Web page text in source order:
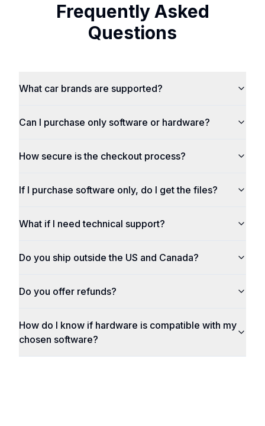
Frequently Asked
Questions
What car brands are supported?
Can I purchase only software or hardware?
How secure is the checkout process?
If I purchase software only, do I get the files?
What if I need technical support?
Do you ship outside the US and Canada?
Do you offer refunds?
How do I know if hardware is compatible with my
chosen software?